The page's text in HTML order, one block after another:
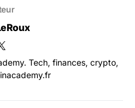
Tech, finances, crypto,